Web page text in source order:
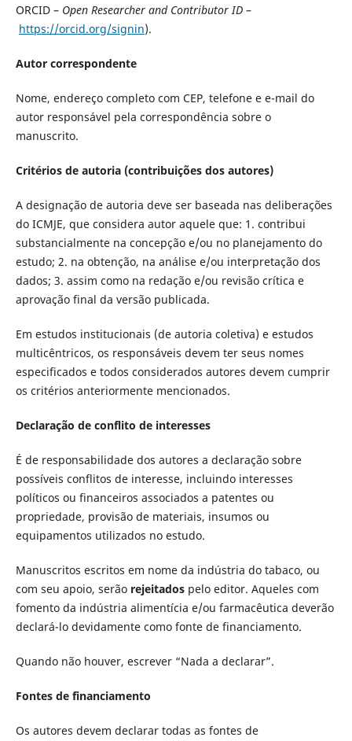
ORCID – Open Researcher and Contributor ID–
https://orcid.org/signin).
Autor correspondente
Nome, endereço completo com CEP, telefone e e-mail do
autor responsável pela correspondência sobre o
manuscrito.
Critérios de autoria (contribuições dos autores)
A designação de autoria deve ser baseada nas deliberações
do ICMJE, que considera autor aquele que: 1. contribui
substancialmente na concepção e/ou no planejamento do
estudo; 2. na obtenção, na análise e/ou interpretação dos
dados; 3. assim como na redação e/ou revisão crítica e
aprovação final da versão publicada.
Em estudos institucionais (de autoria coletiva) e estudos
multicêntricos, os responsáveis devem ter seus nomes
especificados e todos considerados autores devem cumprir
os critérios anteriormente mencionados.
Declaração de conflito de interesses
É de responsabilidade dos autores a declaração sobre
possíveis conflitos de interesse, incluindo interesses
políticos ou financeiros associados a patentes ou
propriedade, provisão de materiais, insumos ou
equipamentos utilizados no estudo.
Manuscritos escritos em nome da indústria do tabaco, ou
com seu apoio, serão rejeitadospelo editor. Aqueles com
fomento da indústria alimentícia e/ou farmacêutica deverão
declará-lo devidamente como fonte de financiamento.
Quando não houver, escrever “Nada a declarar”.
Fontes de financiamento
Os autores devem declarar todas as fontes de